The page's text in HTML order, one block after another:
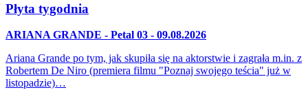
Płyta tygodnia
ARIANA GRANDE - Petal 03 - 09.08.2026
Ariana Grande po tym, jak skupiła się na aktorstwie i zagrała m.in. z
Robertem De Niro (premiera filmu "Poznaj swojego teścia" już w
listopadzie)…